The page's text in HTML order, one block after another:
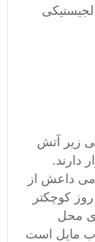
زیر آتش
دارند.
داعش از
کوچکتر
محل
مایل است